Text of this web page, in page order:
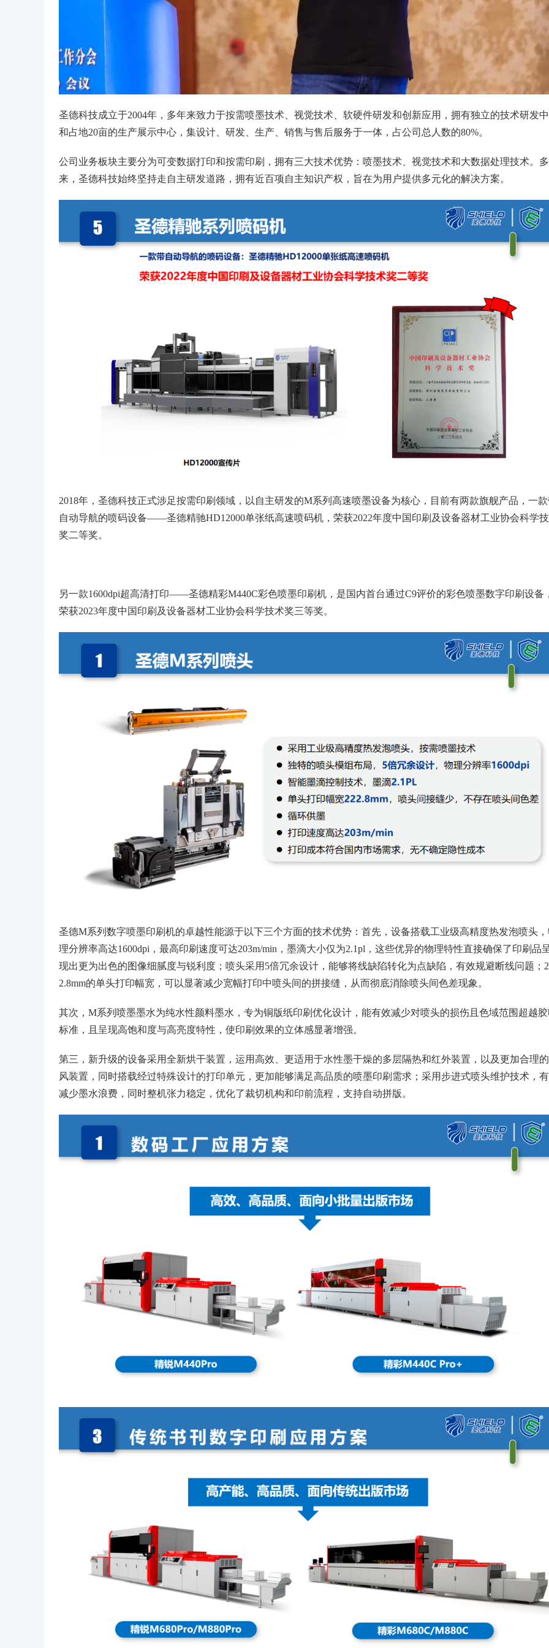
圣德科技成立于2004年，多年来致力于按需喷墨技术、视觉技术、软硬件研发和创新应用，拥有独立的技术研发
和占地20亩的生产展示中心，集设计、研发、生产、销售与售后服务于一体，占公司总人数的80%。
公司业务板块主要分为可变数据打印和按需印刷，拥有三大技术优势：喷墨技术、视觉技术和大数据处理技术。
来，圣德科技始终坚持走自主研发道路，拥有近百项自主知识产权，旨在为用户提供多元化的解决方案。
2018年，圣德科技正式涉足按需印刷领域，以自主研发的M系列高速喷墨设备为核心，目前有两款旗舰产品，一
自动导航的喷码设备——圣德精驰HD12000单张纸高速喷码机，荣获2022年度中国印刷及设备器材工业协会科学
奖二等奖。
另一款1600dpi超高清打印——圣德精彩M440C彩色喷墨印刷机，是国内首台通过C9评价的彩色喷墨数字印刷设备，
荣获2023年度中国印刷及设备器材工业协会科学技术奖三等奖。
圣德M系列数字喷墨印刷机的卓越性能源于以下三个方面的技术优势：首先，设备搭载工业级高精度热发泡喷头，
理分辨率高达1600dpi，最高印刷速度可达203m/min，墨滴大小仅为2.1pl，这些优异的物理特性直接确保了印刷品
现出更为出色的图像细腻度与锐利度；喷头采用5倍冗余设计，能够将线缺陷转化为点缺陷，有效规避断线问题；
2.8mm的单头打印幅宽，可以显著减少宽幅打印中喷头间的拼接缝，从而彻底消除喷头间色差现象。
其次，M系列喷墨墨水为纯水性颜料墨水，专为铜版纸印刷优化设计，能有效减少对喷头的损伤且色域范围超越胶
标准，且呈现高饱和度与高亮度特性，使印刷效果的立体感显著增强。
第三，新升级的设备采用全新烘干装置，运用高效、更适用于水性墨干燥的多层隔热和红外装置，以及更加合理
风装置，同时搭载经过特殊设计的打印单元，更加能够满足高品质的喷墨印刷需求；采用步进式喷头维护技术，
减少墨水浪费，同时整机张力稳定，优化了裁切机构和印前流程，支持自动拼版。